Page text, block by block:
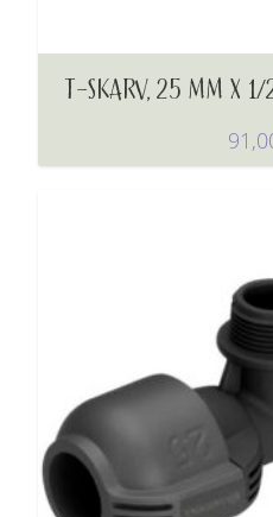
T-SKARV, 25 MM X 1/